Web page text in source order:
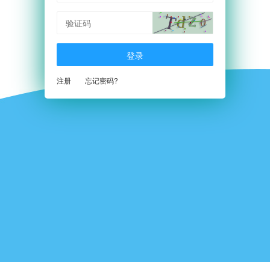
验证码
登录
注册 忘记密码?